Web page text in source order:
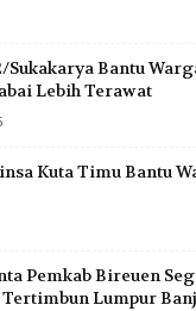
Bantu
Lebih Terawat
Kuta Timu Bantu
Pemkab Bireuen
Tertimbun Lumpur